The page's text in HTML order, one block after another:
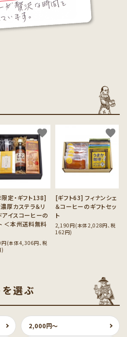
定・ギフト138]
厚カステラ＆リ
アイスコーヒーの
＜本州送料無料
(本体4,306円、税
)
favorite
[ギフト63] フィナンシェ
＆コーヒーのギフトセッ
ト
2,190円(本体2,028円、税
162円)
favorite
選ぶ
2,000円〜